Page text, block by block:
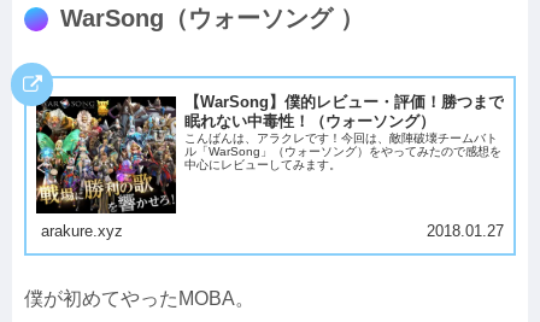
WarSong（ウォーソング ）
【WarSong】僕的レビュー・評価！勝つまで
眠れない中毒性！（ウォーソング）
こんばんは、アラクレです！今回は、敵陣破壊チームバト
ル「WarSong」（ウォーソング）をやってみたので感想を
中心にレビューしてみます。
arakure.xyz 2018.01.27
僕が初めてやったMOBA。